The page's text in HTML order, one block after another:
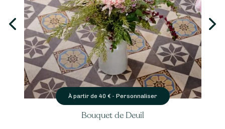
À partir de39 € -Personnaliser
Bouquet Rentrée